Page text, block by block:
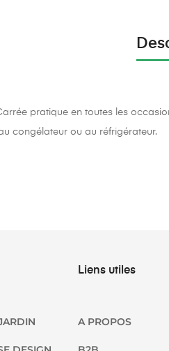
pratique en toutes les
congélateur ou au réfrigérateur.
Liens utiles
A PROPOS